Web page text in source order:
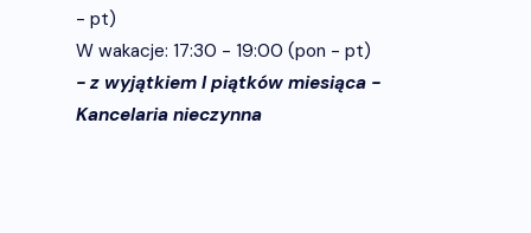
- pt)
W wakacje: 17:30 - 19:00 (pon - pt)
- z wyjątkiem I piątków miesiąca -
Kancelaria nieczynna